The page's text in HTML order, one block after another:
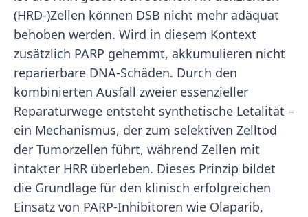
(HRD-)Zellen können DSB nicht mehr adäquat
behoben werden. Wird in diesem Kontext
zusätzlich PARP gehemmt, akkumulieren nicht
reparierbare DNA-Schäden. Durch den
kombinierten Ausfall zweier essenzieller
Reparaturwege entsteht synthetische Letalität –
ein Mechanismus, der zum selektiven Zelltod
der Tumorzellen führt, während Zellen mit
intakter HRR überleben. Dieses Prinzip bildet
die Grundlage für den klinisch erfolgreichen
Einsatz von PARP-Inhibitoren wie Olaparib,